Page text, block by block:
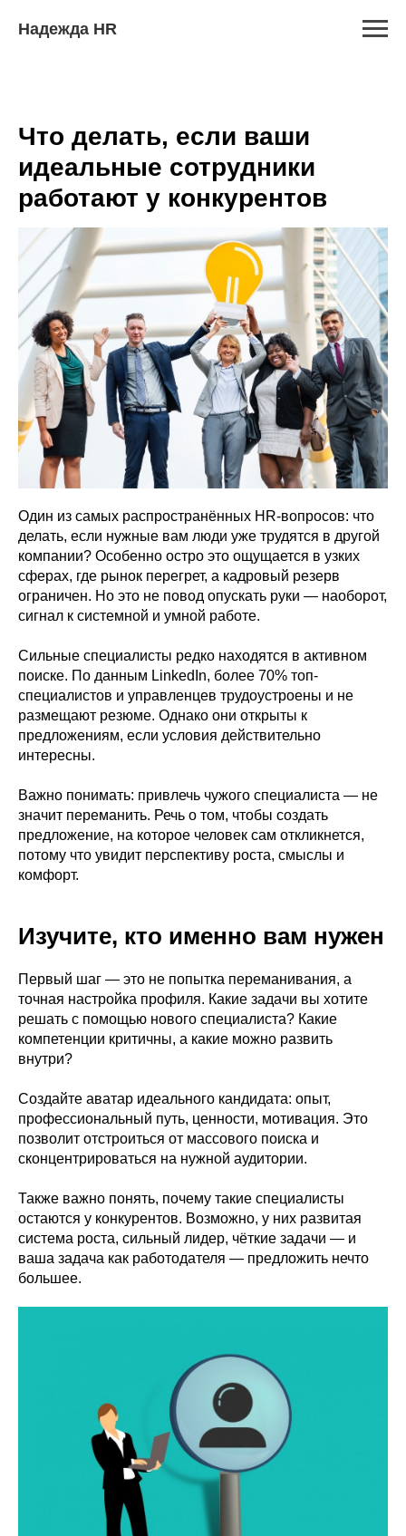
Надежда HR
Что делать, если ваши
идеальные сотрудники
работают у конкурентов
Один из самых распространённых HR-вопросов: что
делать, если нужные вам люди уже трудятся в другой
компании? Особенно остро это ощущается в узких
сферах, где рынок перегрет, а кадровый резерв
ограничен. Но это не повод опускать руки — наоборот,
сигнал к системной и умной работе.
Сильные специалисты редко находятся в активном
поиске. По данным LinkedIn, более 70% топ-
специалистов и управленцев трудоустроены и не
размещают резюме. Однако они открыты к
предложениям, если условия действительно
интересны.
Важно понимать: привлечь чужого специалиста — не
значит переманить. Речь о том, чтобы создать
предложение, на которое человек сам откликнется,
потому что увидит перспективу роста, смыслы и
комфорт.
Изучите, кто именно вам нужен
Первый шаг — это не попытка переманивания, а
точная настройка профиля. Какие задачи вы хотите
решать с помощью нового специалиста? Какие
компетенции критичны, а какие можно развить
внутри?
Создайте аватар идеального кандидата: опыт,
профессиональный путь, ценности, мотивация. Это
позволит отстроиться от массового поиска и
сконцентрироваться на нужной аудитории.
Также важно понять, почему такие специалисты
остаются у конкурентов. Возможно, у них развитая
система роста, сильный лидер, чёткие задачи — и
ваша задача как работодателя — предложить нечто
большее.